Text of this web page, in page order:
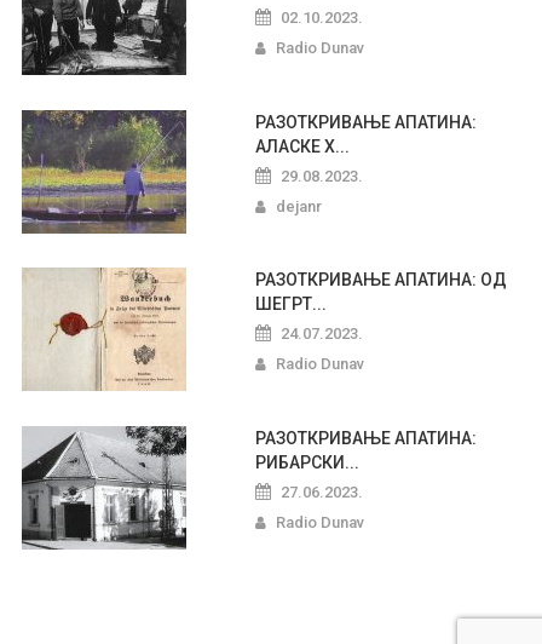
02.10.2023.
Radio Dunav
РАЗОТКРИВАЊЕ АПАТИНА:
АЛАСКЕ Х...
29.08.2023.
dejanr
РАЗОТКРИВАЊЕ АПАТИНА: ОД
ШЕГРТ...
24.07.2023.
Radio Dunav
РАЗОТКРИВАЊЕ АПАТИНА:
РИБАРСКИ...
27.06.2023.
Radio Dunav